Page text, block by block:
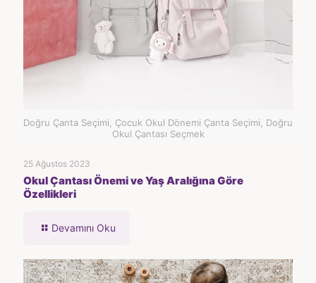
Doğru Çanta Seçimi, Çocuk Okul Dönemi Çanta Seçimi, Doğru
Okul Çantası Seçmek
25 Ağustos 2023
Okul Çantası Önemi ve Yaş Aralığına Göre
Özellikleri
Devamını Oku